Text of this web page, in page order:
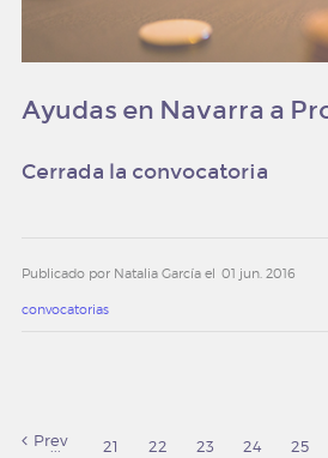
Ayudas en Navarra a
Cerrada la convocatoria
Publicado por Natalia García el 01 jun. 2016
convocatorias
Prev
... 21 22 23 24 25